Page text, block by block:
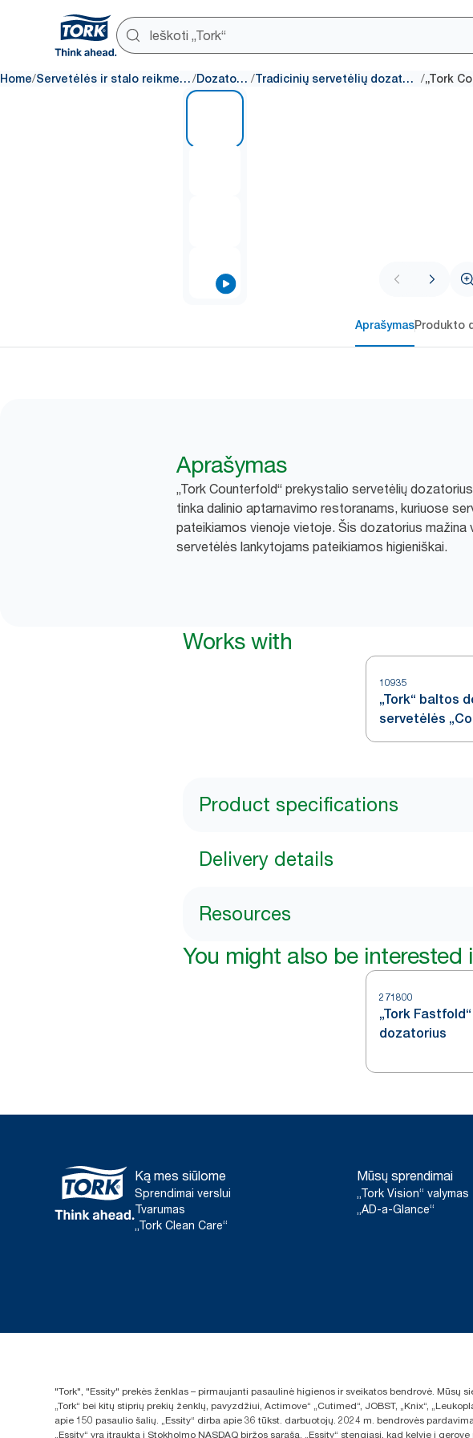
Home/ Servetėlės ir stalo reikmenys/ Dozatoriai / Tradicinių servetėlių dozatoriai /
AprašymasProdukto
Aprašymas
„Tork Counterfold“ prekystalio servetėlių
tinka dalinio aptarnavimo restoranams, kuriuose
pateikiamos vienoje vietoje. Šis dozatorius mažina
servetėlės lankytojams pateikiamos higieniškai.
Works with
10935
„Tork“ baltos
servetėlės
Product specifications
Delivery details
Resources
You might also be interested
271800
„Tork
dozatorius
Ką mes siūlome
Sprendimai verslui
Tvarumas
„Tork Clean Care“
Mūsų sprendimai
„Tork Vision“ valymas
„AD-a-Glance“
"Tork", "Essity" prekės ženklas – pirmaujanti pasaulinė higienos ir sveikatos bendrovė.
„Tork“ bei kitų stiprių prekių ženklų, pavyzdžiui, Actimove“ „Cutimed“, JOBST, „Knix“,
apie 150 pasaulio šalių. „Essity“ dirba apie 36 tūkst. darbuotojų. 2024 m. bendrovės
„Essity“ yra įtraukta į Stokholmo NASDAQ biržos sąrašą. „Essity“ stengiasi, kad kelyje į